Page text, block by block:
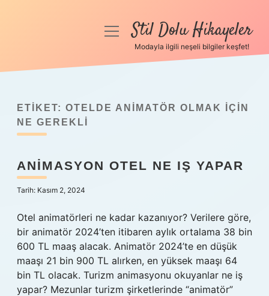
Anasayfa
Yasal Uyarı
menüyüStil Dolu Hikayeler
Modayla ilgili neşeli bilgiler keşfet!
ETIKET: OTELDE ANIMATÖR OLMAK IÇIN
NE GEREKLI
ANIMASYON OTEL NE IŞ YAPAR
Tarih: Kasım 2, 2024
Otel animatörleri ne kadar kazanıyor? Verilere göre,
bir animatör 2024’ten itibaren aylık ortalama 38 bin
600 TL maaş alacak. Animatör 2024’te en düşük
maaşı 21 bin 900 TL alırken, en yüksek maaşı 64
bin TL olacak. Turizm animasyonu okuyanlar ne iş
yapar? Mezunlar turizm şirketlerinde “animatör”